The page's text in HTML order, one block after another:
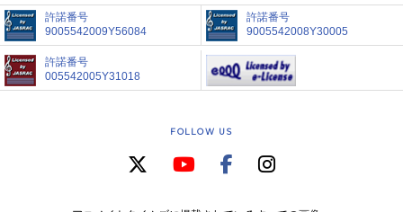
許諾番号
9005542009Y56084
許諾番号
9005542008Y30005
許諾番号
005542005Y31018
FOLLOW US